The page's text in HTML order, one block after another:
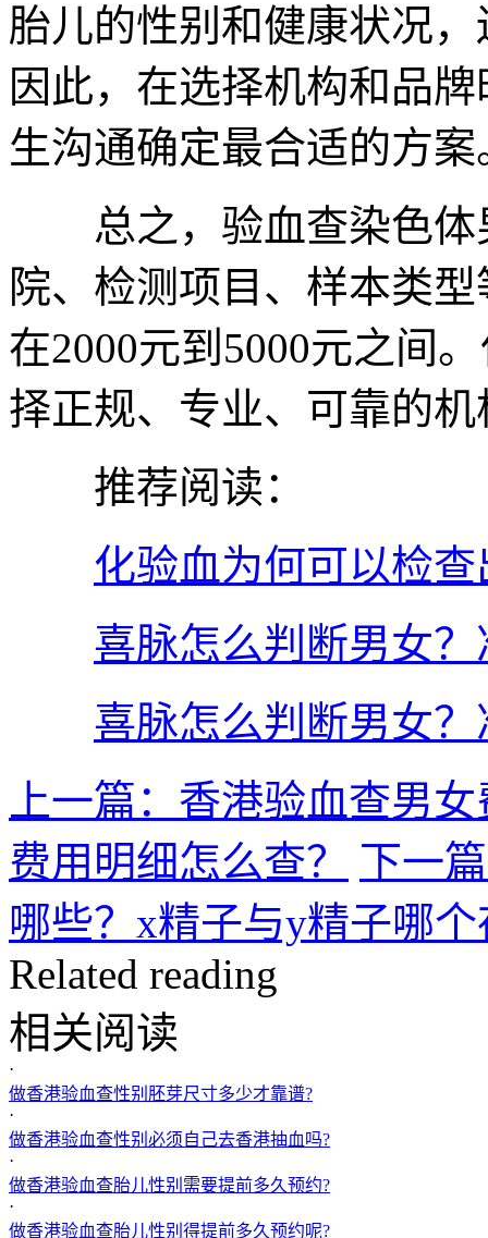
胎儿的性别和健康状况
因此，在选择机构和品
生沟通确定最合适的方案
总之，验血查染色体
院、检测项目、样本类
在2000元到5000元之间
择正规、专业、可靠的
推荐阅读：
化验血为何可以检
喜脉怎么判断男女
喜脉怎么判断男女？
上一篇：香港验血查男
费用明细怎么查？
下一
哪些？x精子与y精子哪
Related reading
相关阅读
·
做香港验血查性别胚芽尺寸多少才靠谱?
·
做香港验血查性别必须自己去香港抽血吗?
·
做香港验血查胎儿性别需要提前多久预约?
·
做香港验血查胎儿性别得提前多久预约呢?